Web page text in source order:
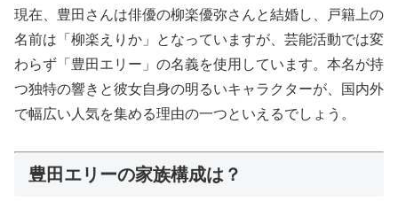
現在、豊田さんは俳優の柳楽優弥さんと結婚し、戸籍上の
名前は「柳楽えりか」となっていますが、芸能活動では変
わらず「豊田エリー」の名義を使用しています。本名が持
つ独特の響きと彼女自身の明るいキャラクターが、国内外
で幅広い人気を集める理由の一つといえるでしょう。
豊田エリーの家族構成は？